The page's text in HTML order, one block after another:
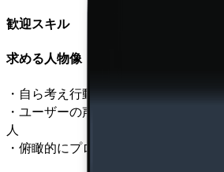
歓迎スキル
求める人物像
・自ら考え行動できる人
・ユーザーの声に真摯に耳を傾け、
人
・俯瞰的にプロダクト開発にかかわり